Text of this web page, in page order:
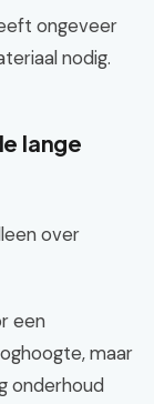
ongeveer
nodig.
lange
over
een
maar
onderhoud